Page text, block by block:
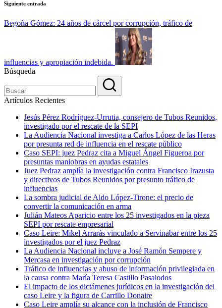
Siguiente entrada
Begoña Gómez: 24 años de cárcel por corrupción, tráfico de
influencias y apropiación indebida.
Búsqueda
Artículos Recientes
Jesús Pérez Rodríguez-Urrutia, consejero de Tubos Reunidos,
investigado por el rescate de la SEPI
La Audiencia Nacional investiga a Carlos López de las Heras
por presunta red de influencia en el rescate público
Caso SEPI: juez Pedraz cita a Miguel Ángel Figueroa por
presuntas maniobras en ayudas estatales
Juez Pedraz amplía la investigación contra Francisco Irazusta
y directivos de Tubos Reunidos por presunto tráfico de
influencias
La sombra judicial de Aldo López-Tirone: el precio de
convertir la comunicación en arma
Julián Mateos Aparicio entre los 25 investigados en la pieza
SEPI por rescate empresarial
Caso Leire: Mikel Arrarás vinculado a Servinabar entre los 25
investigados por el juez Pedraz
La Audiencia Nacional incluye a José Ramón Sempere y
Mercasa en investigación por corrupción
Tráfico de influencias y abuso de información privilegiada en
la causa contra María Teresa Castillo Pasalodos
El impacto de los dictámenes jurídicos en la investigación del
caso Leire y la figura de Carrillo Donaire
Caso Leire amplía su alcance con la inclusión de Francisco